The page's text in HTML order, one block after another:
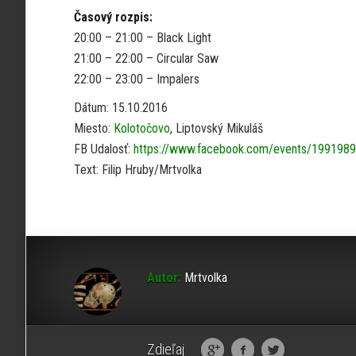
Časový rozpis:
20:00 – 21:00 – Black Light
21:00 – 22:00 – Circular Saw
22:00 – 23:00 – Impalers
Dátum: 15.10.2016
Miesto: Kolotočovo, Liptovský Mikuláš
FB Udalosť: https://www.facebook.com/events/
Text: Filip Hruby/Mrtvolka
Autor: Mrtvolka
Zdieľaj